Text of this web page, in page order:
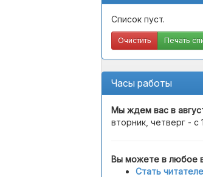
Список пуст.
Очистить Печать
Часы работы
Мы ждем вас в
вторник, четверг - с
Вы можете в любое
Стать